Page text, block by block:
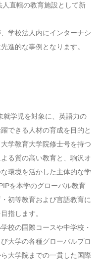
直轄の教育施設として新
学校法人内にインターナシ
進的な事例となります。
学児を対象に、英語力の
できる人材の育成を目的と
学教育大学院修士号を持つ
る質の高い教育と、駒沢オ
環境を活かした主体的な学
を本学のグローバル教育
初等教育および言語教育に
指します。
校の国際コースや中学校・
大学の各種グローバルプロ
大学院までの一貫した国際